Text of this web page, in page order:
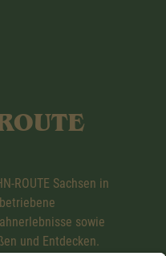
ROUTE Sachsen in
sowie
und Entdecken.